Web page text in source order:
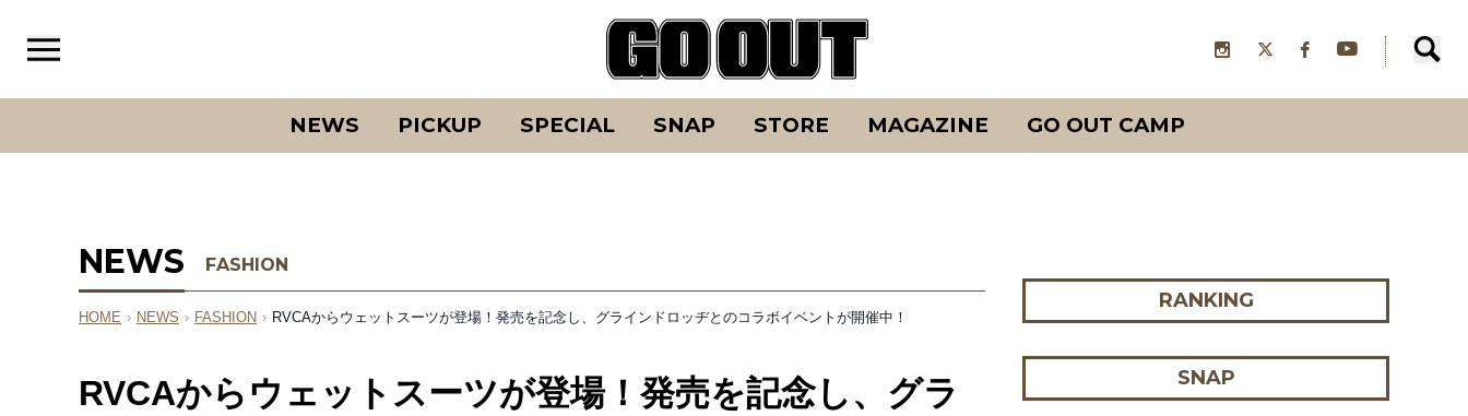
NEWS PICKUP SPECIAL SNAP STORE MAGAZINE GO OUT CAMP
NEWS FASHION
HOME › NEWS › FASHION › RVCAからウェットスーツが登場！発売を記念し、グラインドロッヂとのコラボイベントが開催中！
RVCAからウェットスーツが登場！発売を記念し、グラ
RANKING
SNAP